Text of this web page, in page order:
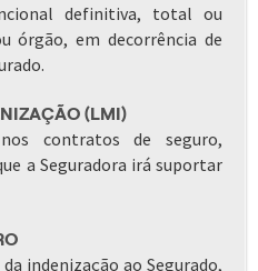
definitiva, total ou
órgão, em decorrência de
(LMI)
contratos de seguro,
a Seguradora irá suportar
indenização ao Segurado,